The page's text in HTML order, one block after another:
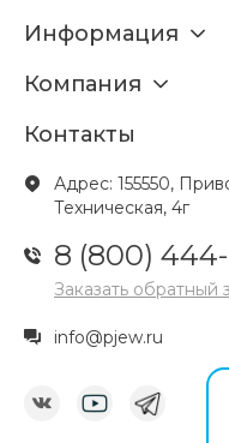
Информация
Компания
Контакты
Адрес: 155550,
Техническая, 4г
8 (800)
Заказать обратный
info@pjew.ru